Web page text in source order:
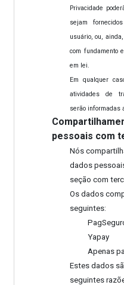
Privacidade
sejam
usuário, ou,
com fundamento
em lei.
Em qualquer
atividades de
serão informadas
pessoais com
Nós
dados
seção com
Os dados
seguintes:
Yapay
Apenas
Estes dados
seguintes